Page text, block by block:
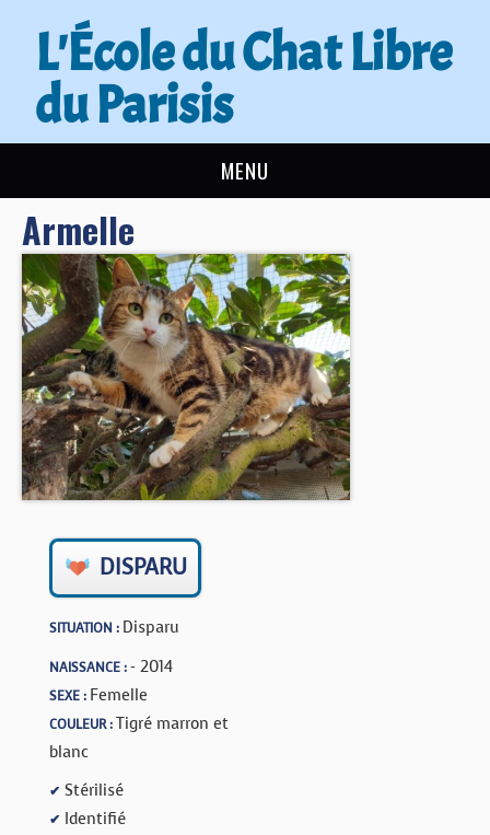
L'École du Chat Libre
du Parisis
MENU
L’ÉCOLE DU CHAT
ACTUALITÉS
ADOPTER
NOUS AIDER
CONTACT
BOUTIQUE
FORUM
Armelle
DISPARU
SITUATION : Disparu
NAISSANCE :- 2014
SEXE : Femelle
COULEUR :Tigré marron et
blanc
✔ Stérilisé
✔ Identifié